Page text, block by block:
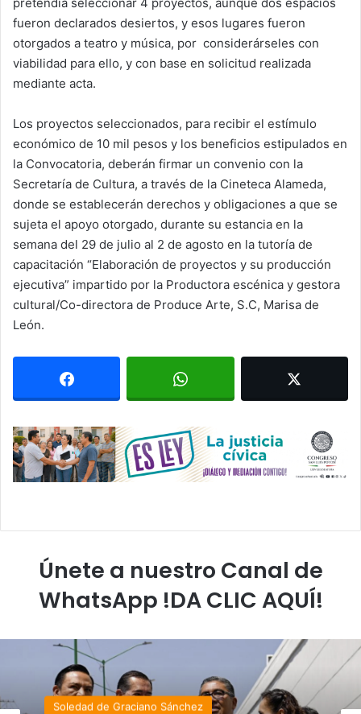
fueron declarados desiertos, y esos lugares fueron
otorgados a teatro y música, por considerárseles con
viabilidad para ello, y con base en solicitud realizada
mediante acta.
Los proyectos seleccionados, para recibir el estímulo
económico de 10 mil pesos y los beneficios estipulados en
la Convocatoria, deberán firmar un convenio con la
Secretaría de Cultura, a través de la Cineteca Alameda,
donde se establecerán derechos y obligaciones a que se
sujeta el apoyo otorgado, durante su estancia en la
semana del 29 de julio al 2 de agosto en la tutoría de
capacitación “Elaboración de proyectos y su producción
ejecutiva” impartido por la Productora escénica y gestora
cultural/Co-directora de Produce Arte, S.C, Marisa de
León.
Únete a nuestro Canal de
WhatsApp !DA CLIC AQUÍ!
Soledad de Graciano Sánchez